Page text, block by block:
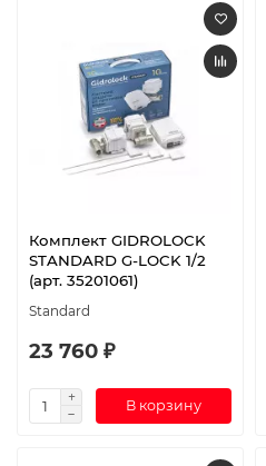
Комплект GIDROLOCK
STANDARD G-LOCK 1/2
(арт. 35201061)
Standard
23 760 ₽
В корзину